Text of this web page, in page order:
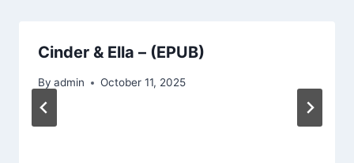
Cinder & Ella – (EPUB)
By admin October 11, 2025